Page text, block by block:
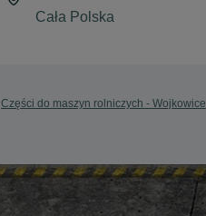
Części do maszyn rolniczych - Wojkowice